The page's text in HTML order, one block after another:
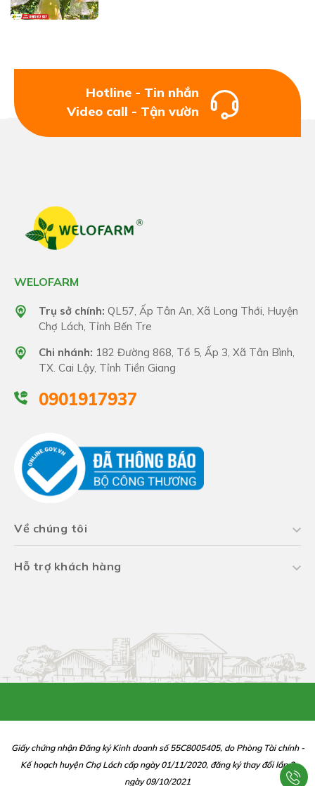
Hotline - Tin nhắn
Video call - Tận vườn
WELOFARM
Trụ sở chính: QL57, Ấp Tân An, Xã Long Thới, Huyện
Chợ Lách, Tỉnh Bến Tre
Chi nhánh: 182 Đường 868, Tổ 5, Ấp 3, Xã Tân Bình,
TX. Cai Lậy, Tỉnh Tiền Giang
0901917937
Về chúng tôi
Hỗ trợ khách hàng
Giấy chứng nhận Đăng ký Kinh doanh số 55C8005405, do Phòng Tài chính -
Kế hoạch huyện Chợ Lách cấp ngày 01/11/2020, đăng ký thay đổi lần 2
ngày 09/10/2021